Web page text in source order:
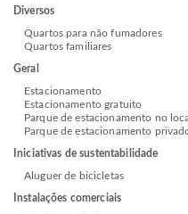
Diversos
Quartos para não fumadores
Quartos familiares
Geral
Estacionamento
Estacionamento gratuito
Parque de estacionamento no
Parque de estacionamento
Iniciativas de sustentabilidade
Aluguer de bicicletas
Instalações comerciais